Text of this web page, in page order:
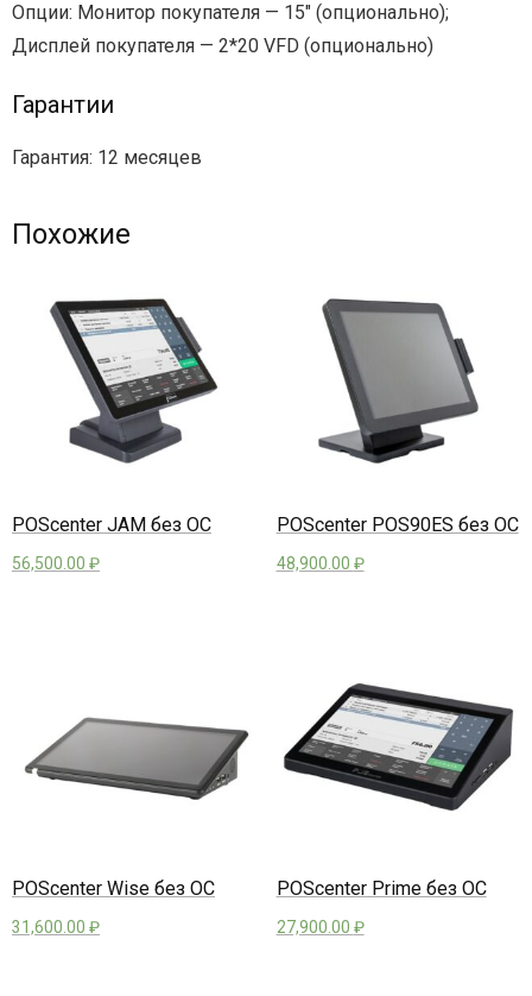
Опции: Монитор покупателя — 15″ (опционально);
Дисплей покупателя — 2*20 VFD (опционально)
Гарантии
Гарантия: 12 месяцев
Похожие
POScenter JAM без ОС
56,500.00 ₽
POScenter POS90ES без ОС
48,900.00 ₽
POScenter Wise без ОС
31,600.00 ₽
POScenter Prime без ОС
27,900.00 ₽